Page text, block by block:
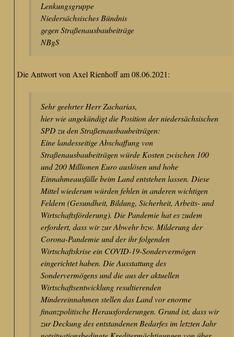
Lenkungsgruppe
Niedersächsisches Bündnis
gegen Straßenausbaubeiträge
NBgS
Die Antwort von Axel Rienhoff am 08.06.2021:
Sehr geehrter Herr Zacharias,
hier wie angekündigt die Position der niedersächsischen
SPD zu den Straßenausbaubeiträgen:
Eine landesseitige Abschaffung von
Straßenausbaubeiträgen würde Kosten zwischen 100
und 200 Millionen Euro auslösen und hohe
Einnahmeausfälle beim Land entstehen lassen. Diese
Mittel wiederum würden fehlen in anderen wichtigen
Feldern (Gesundheit, Bildung, Sicherheit, Arbeits- und
Wirtschaftsförderung). Die Pandemie hat es zudem
erfordert, dass wir zur Abwehr bzw. Milderung der
Corona-Pandemie und der ihr folgenden
Wirtschaftskrise ein COVID-19-Sondervermögen
eingerichtet haben. Die Ausstattung des
Sondervermögens und die aus der aktuellen
Wirtschaftsentwicklung resultierenden
Mindereinnahmen stellen das Land vor enorme
finanzpolitische Herausforderungen. Grund ist, dass wir
zur Deckung des entstandenen Bedarfes im letzten Jahr